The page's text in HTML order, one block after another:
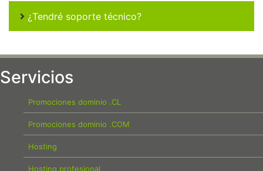
¿Tendré soporte técnico?
Servicios
Promociones dominio .CL
Promociones dominio .COM
Hosting
Hosting profesional